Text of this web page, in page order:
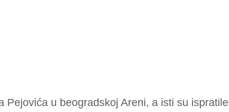
Pejovića u beogradskoj Areni, a isti su ispratile